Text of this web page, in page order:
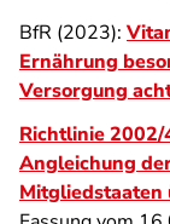
BfR (2023):
Ernährung
Versorgung
Richtlinie 2002/
Angleichung
Mitgliedstaaten